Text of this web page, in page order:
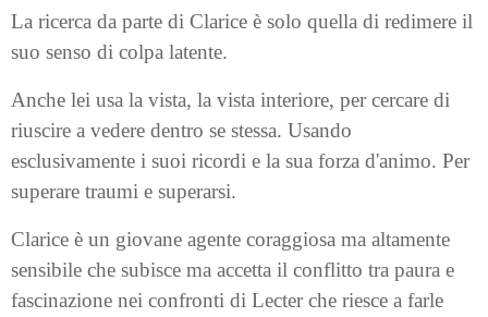
La ricerca da parte di Clarice è solo quella di redimere il
suo senso di colpa latente.
Anche lei usa la vista, la vista interiore, per cercare di
riuscire a vedere dentro se stessa. Usando
esclusivamente i suoi ricordi e la sua forza d'animo. Per
superare traumi e superarsi.
Clarice è un giovane agente coraggiosa ma altamente
sensibile che subisce ma accetta il conflitto tra paura e
fascinazione nei confronti di Lecter che riesce a farle